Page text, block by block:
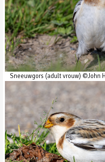
Sneeuwgors (adult vrouw) ©John